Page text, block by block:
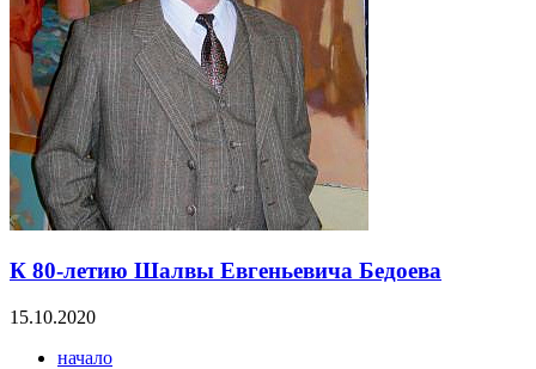
К 80-летию Шалвы Евгеньевича Бедоева
15.10.2020
начало